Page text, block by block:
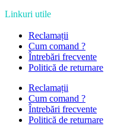
Linkuri utile
Reclamații
Cum comand ?
Întrebări frecvente
Politică de returnare
Reclamații
Cum comand ?
Întrebări frecvente
Politică de returnare